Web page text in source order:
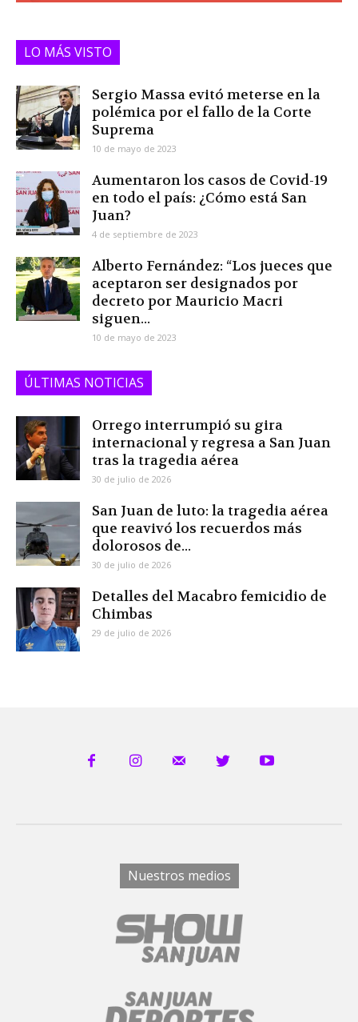
LO MÁS VISTO
Sergio Massa evitó meterse en la
polémica por el fallo de la Corte
Suprema
10 de mayo de 2023
Aumentaron los casos de Covid-19
en todo el país: ¿Cómo está San
Juan?
4 de septiembre de 2023
Alberto Fernández: “Los jueces que
aceptaron ser designados por
decreto por Mauricio Macri
siguen...
10 de mayo de 2023
ÚLTIMAS NOTICIAS
Orrego interrumpió su gira
internacional y regresa a San Juan
tras la tragedia aérea
30 de julio de 2026
San Juan de luto: la tragedia aérea
que reavivó los recuerdos más
dolorosos de...
30 de julio de 2026
Detalles del Macabro femicidio de
Chimbas
29 de julio de 2026
Nuestros medios